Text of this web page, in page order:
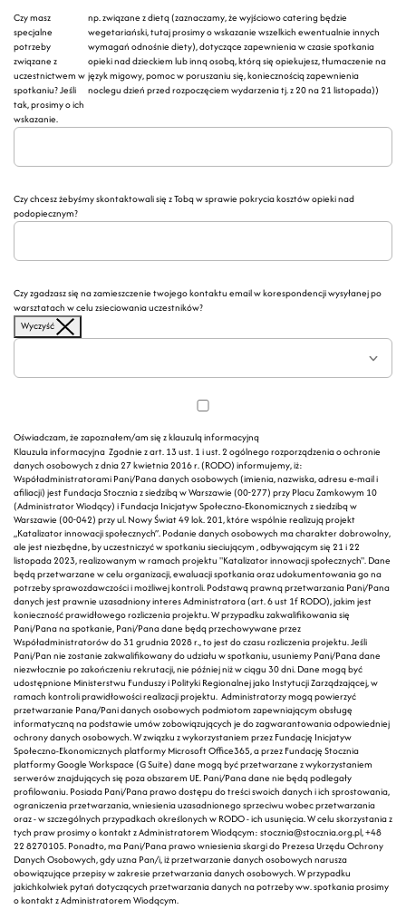
Czy masz
specjalne
potrzeby
związane z
uczestnictwem w
spotkaniu? Jeśli
tak, prosimy o ich
wskazanie.
np. związane z dietą (zaznaczamy, że wyjściowo catering będzie
wegetariański, tutaj prosimy o wskazanie wszelkich ewentualnie innych
wymagań odnośnie diety), dotyczące zapewnienia w czasie spotkania
opieki nad dzieckiem lub inną osobą, którą się opiekujesz, tłumaczenie na
język migowy, pomoc w poruszaniu się, koniecznością zapewnienia
noclegu dzień przed rozpoczęciem wydarzenia tj. z 20 na 21 listopada))
Czy chcesz żebyśmy skontaktowali się z Tobą w sprawie pokrycia kosztów opieki nad
podopiecznym?
Czy zgadzasz się na zamieszczenie twojego kontaktu email w korespondencji wysyłanej po
warsztatach w celu zsieciowania uczestników?
Wyczyść
Oświadczam, że zapoznałem/am się z klauzulą informacyjną
Klauzula informacyjna Zgodnie z art. 13 ust. 1 i ust. 2 ogólnego rozporządzenia o ochronie
danych osobowych z dnia 27 kwietnia 2016 r. (RODO) informujemy, iż:
Współadministratorami Pani/Pana danych osobowych (imienia, nazwiska, adresu e-mail i
afiliacji) jest Fundacja Stocznia z siedzibą w Warszawie (00-277) przy Placu Zamkowym 10
(Administrator Wiodący) i Fundacja Inicjatyw Społeczno-Ekonomicznych z siedzibą w
Warszawie (00-042) przy ul. Nowy Świat 49 lok. 201, które wspólnie realizują projekt
„Katalizator innowacji społecznych”. Podanie danych osobowych ma charakter dobrowolny,
ale jest niezbędne, by uczestniczyć w spotkaniu sieciującym , odbywającym się 21 i 22
listopada 2023, realizowanym w ramach projektu "Katalizator innowacji społecznych". Dane
będą przetwarzane w celu organizacji, ewaluacji spotkania oraz udokumentowania go na
potrzeby sprawozdawczości i możliwej kontroli. Podstawą prawną przetwarzania Pani/Pana
danych jest prawnie uzasadniony interes Administratora (art. 6 ust 1f RODO), jakim jest
konieczność prawidłowego rozliczenia projektu. W przypadku zakwalifikowania się
Pani/Pana na spotkanie, Pani/Pana dane będą przechowywane przez
Współadministratorów do 31 grudnia 2028 r., to jest do czasu rozliczenia projektu. Jeśli
Pani/Pan nie zostanie zakwalifikowany do udziału w spotkaniu, usuniemy Pani/Pana dane
niezwłocznie po zakończeniu rekrutacji, nie później niż w ciągu 30 dni. Dane mogą być
udostępnione Ministerstwu Funduszy i Polityki Regionalnej jako Instytucji Zarządzającej, w
ramach kontroli prawidłowości realizacji projektu. Administratorzy mogą powierzyć
przetwarzanie Pana/Pani danych osobowych podmiotom zapewniającym obsługę
informatyczną na podstawie umów zobowiązujących je do zagwarantowania odpowiedniej
ochrony danych osobowych. W związku z wykorzystaniem przez Fundację Inicjatyw
Społeczno-Ekonomicznych platformy Microsoft Office365, a przez Fundację Stocznia
platformy Google Workspace (G Suite) dane mogą być przetwarzane z wykorzystaniem
serwerów znajdujących się poza obszarem UE. Pani/Pana dane nie będą podlegały
profilowaniu. Posiada Pani/Pana prawo dostępu do treści swoich danych i ich sprostowania,
ograniczenia przetwarzania, wniesienia uzasadnionego sprzeciwu wobec przetwarzania
oraz - w szczególnych przypadkach określonych w RODO - ich usunięcia. W celu skorzystania z
tych praw prosimy o kontakt z Administratorem Wiodącym: stocznia@stocznia.org.pl, +48
22 8270105. Ponadto, ma Pani/Pana prawo wniesienia skargi do Prezesa Urzędu Ochrony
Danych Osobowych, gdy uzna Pan/i, iż przetwarzanie danych osobowych narusza
obowiązujące przepisy w zakresie przetwarzania danych osobowych. W przypadku
jakichkolwiek pytań dotyczących przetwarzania danych na potrzeby ww. spotkania prosimy
o kontakt z Administratorem Wiodącym.